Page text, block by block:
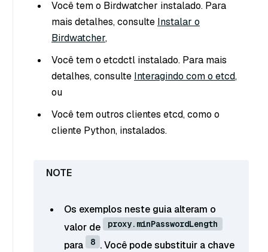
Você tem o Birdwatcher instalado. Para
mais detalhes, consulte Instalar o
Birdwatcher,
Você tem o etcdctl instalado. Para mais
detalhes, consulte Interagindo com o etcd,
ou
Você tem outros clientes etcd, como o
cliente Python, instalados.
Os exemplos neste guia alteram o
valor de
proxy.minPasswordLength
para 8 . Você pode substituir a chave